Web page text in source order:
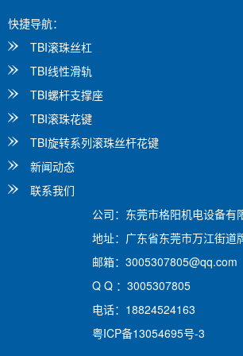
快捷导航：
TBI滚珠丝杠
TBI线性滑轨
TBI螺杆支撑座
TBI滚珠花键
TBI旋转系列滚珠丝杆花键
新闻动态
联系我们
公司：东莞市格阳机电设备有
地址：广东省东莞市万江街道
邮箱：3005307805@qq.com
Q Q ：3005307805
电话：18824524163
粤ICP备13054695号-3